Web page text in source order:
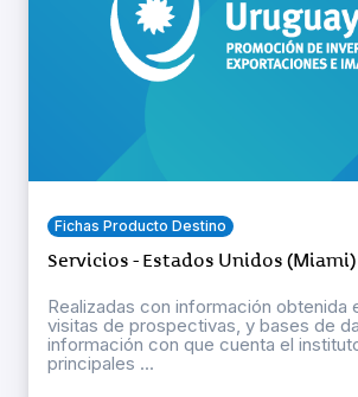
Fichas Producto Destino
Servicios - Estados Unidos (Miami)
Realizadas con información obtenida
visitas de prospectivas, y bases de
información con que cuenta el
principales ...